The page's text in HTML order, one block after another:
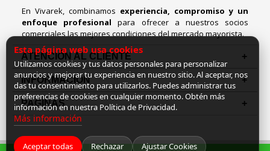
En Vivarek, combinamos experiencia, compromiso y un
enfoque profesionalpara ofrecer a nuestros socios
comerciales las mejores condiciones del mercado mayorista.
ATENCIÓN AL CLIENTE
INFORMACION
PAGINAS
Esta página web usa cookies
Utilizamos cookies y tus datos personales para personalizar
anuncios y mejorar tu experiencia en nuestro sitio. Al aceptar, nos
das tu consentimiento para utilizarlos. Puedes administrar tus
preferencias de cookies en cualquier momento. Obtén más
información en nuestra Política de Privacidad.
Más información
Aceptar todas Rechazar Ajustar Cookies